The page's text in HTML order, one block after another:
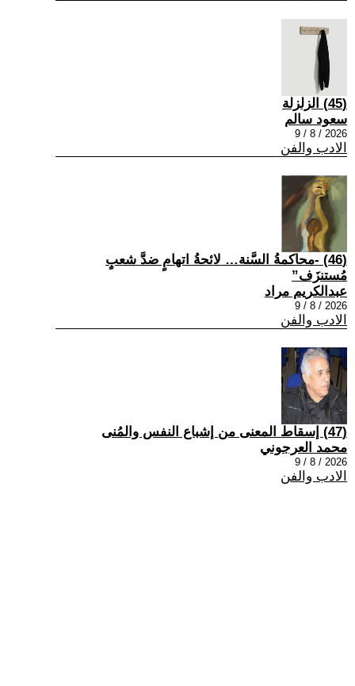
(45) الزلزلة
سعود سالم
2026 / 8 / 9
الادب والفن
(46) -محاكمةُ السَّنة… لائحةُ اتهامٍ ضدَّ شعبٍ
مُستنزَف”
عبدالكريم مراد
2026 / 8 / 9
الادب والفن
(47) إسقاط المعنى من إشباع النفس والمُنى
محمد العرجوني
2026 / 8 / 9
الادب والفن